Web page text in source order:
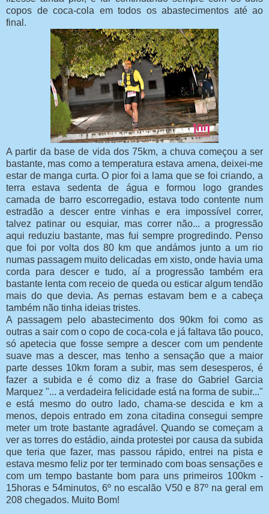
copos de coca-cola em todos os abastecimentos até ao
final.
A partir da base de vida dos 75km, a chuva começou a ser
bastante, mas como a temperatura estava amena, deixei-me
estar de manga curta. O pior foi a lama que se foi criando, a
terra estava sedenta de água e formou logo grandes
camada de barro escorregadio, estava todo contente num
estradão a descer entre vinhas e era impossível correr,
talvez patinar ou esquiar, mas correr não... a progressão
aqui reduziu bastante, mas fui sempre progredindo. Penso
que foi por volta dos 80 km que andámos junto a um rio
numas passagem muito delicadas em xisto, onde havia uma
corda para descer e tudo, aí a progressão também era
bastante lenta com receio de queda ou esticar algum tendão
mais do que devia. As pernas estavam bem e a cabeça
também não tinha ideias tristes.
A passagem pelo abastecimento dos 90km foi como as
outras a sair com o copo de coca-cola e já faltava tão pouco,
só apetecia que fosse sempre a descer com um pendente
suave mas a descer, mas tenho a sensação que a maior
parte desses 10km foram a subir, mas sem desesperos, é
fazer a subida e é como diz a frase do Gabriel Garcia
Marquez "... a verdadeira felicidade está na forma de subir..."
e está mesmo do outro lado, chama-se descida e km a
menos, depois entrado em zona citadina consegui sempre
meter um trote bastante agradável. Quando se começam a
ver as torres do estádio, ainda protestei por causa da subida
que teria que fazer, mas passou rápido, entrei na pista e
estava mesmo feliz por ter terminado com boas sensações e
com um tempo bastante bom para uns primeiros 100km -
15horas e 54minutos, 6º no escalão V50 e 87º na geral em
208 chegados. Muito Bom!